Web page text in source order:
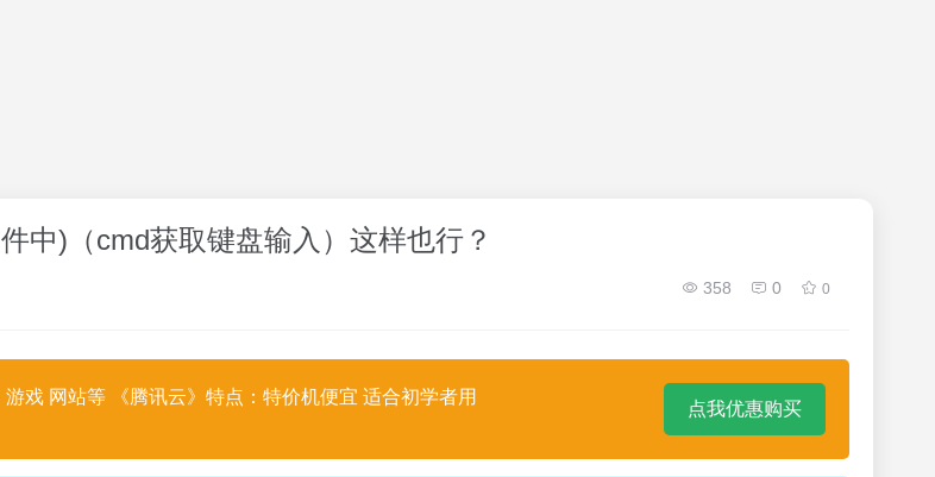
中)（cmd获取键盘输入）这样也行？
358 0 0
戏 网站等 《腾讯云》特点：特价机便宜 适合初学者用
点我优惠购买